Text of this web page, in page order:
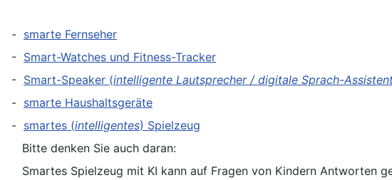
- smarte Fernseher
- Smart-Watches und Fitness-Tracker
- Smart-Speaker (intelligente Lautsprecher / digitale Sprach-
- smarte Haushaltsgeräte
- smartes (intelligentes) Spielzeug
Bitte denken Sie auch daran:
Smartes Spielzeug mit KI kann auf Fragen von Kindern Antworten